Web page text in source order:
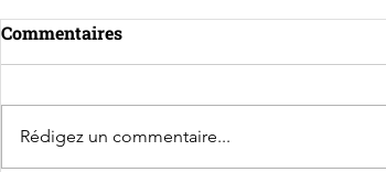
Commentaires
Rédigez un commentaire...